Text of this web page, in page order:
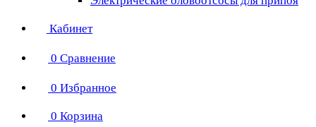
Кабинет
0 Сравнение
0 Избранное
0 Корзина